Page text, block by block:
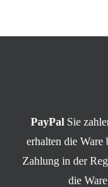
PayPal Sie
erhalten die
Zahlung in der
die